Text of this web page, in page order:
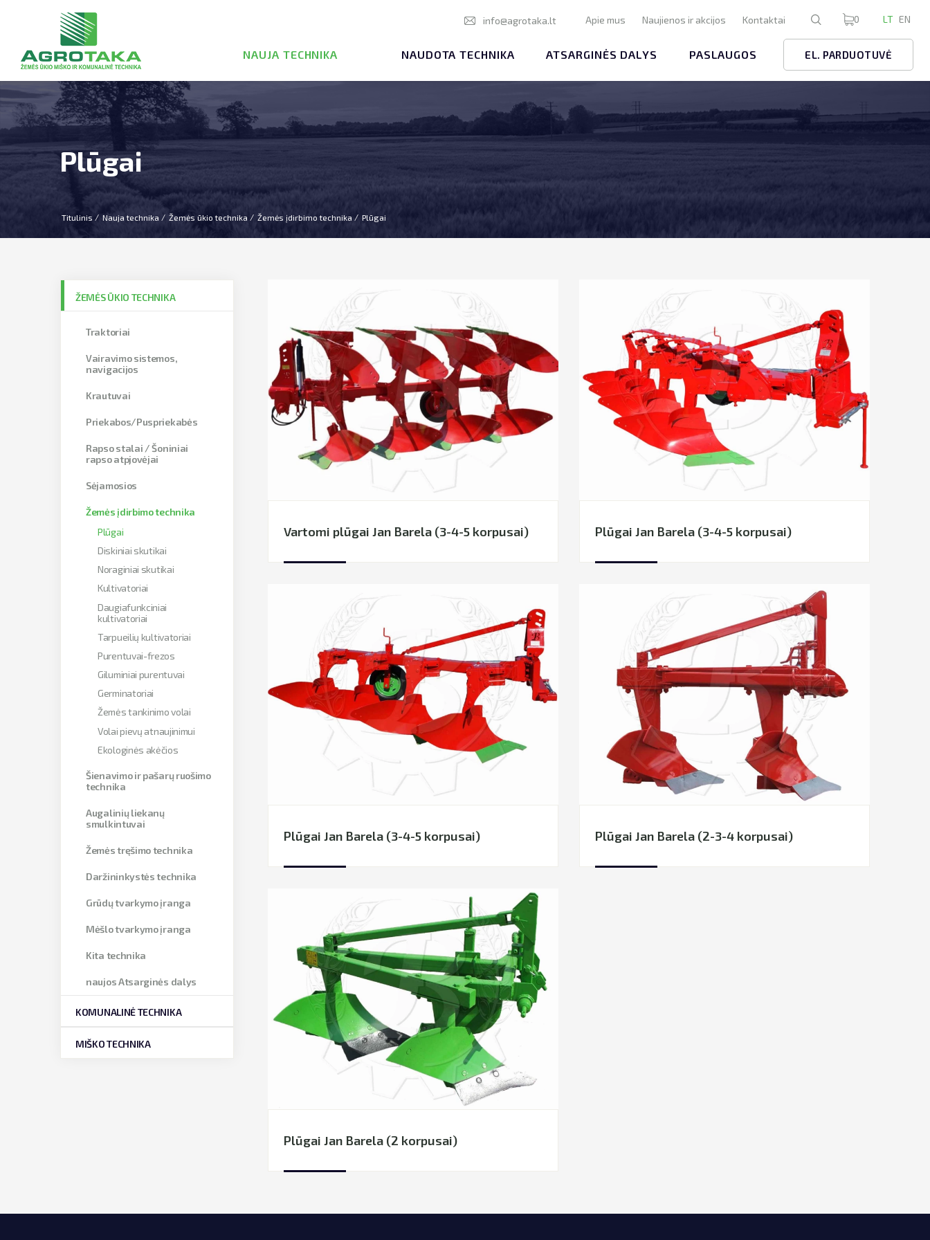
info@agrotaka.lt Apie mus Naujienos ir akcijos Kontaktai 0 LT EN
NAUJA TECHNIKA NAUDOTA TECHNIKA ATSARGINĖS DALYS PASLAUGOS EL. PARDUOTUVĖ
Plūgai
Titulinis Nauja technika Žemės ūkio technika Žemės įdirbimo technika Plūgai
ŽEMĖS ŪKIO TECHNIKA
Traktoriai
Vairavimo sistemos,
navigacijos
Krautuvai
Priekabos/Puspriekabės
Rapso stalai / Šoniniai
rapso atpjovėjai
Sėjamosios
Žemės įdirbimo technika
Plūgai
Diskiniai skutikai
Noraginiai skutikai
Kultivatoriai
Daugiafunkciniai
kultivatoriai
Tarpueilių kultivatoriai
Purentuvai-frezos
Giluminiai purentuvai
Germinatoriai
Žemės tankinimo volai
Volai pievų atnaujinimui
Ekologinės akėčios
Šienavimo ir pašarų ruošimo
technika
Augalinių liekanų
smulkintuvai
Žemės tręšimo technika
Daržininkystės technika
Grūdų tvarkymo įranga
Mėšlo tvarkymo įranga
Kita technika
naujos Atsarginės dalys
KOMUNALINĖ TECHNIKA
MIŠKO TECHNIKA
Vartomi plūgai Jan Barela (3-4-5 korpusai) Plūgai Jan Barela (3-4-5 korpusai)
Plūgai Jan Barela (3-4-5 korpusai) Plūgai Jan Barela (2-3-4 korpusai)
Plūgai Jan Barela (2 korpusai)